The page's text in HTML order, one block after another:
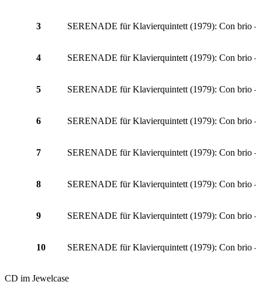
3 SERENADE für Klavierquintett (1979): Con brio
4 SERENADE für Klavierquintett (1979): Con brio
5 SERENADE für Klavierquintett (1979): Con brio
6 SERENADE für Klavierquintett (1979): Con brio
7 SERENADE für Klavierquintett (1979): Con brio
8 SERENADE für Klavierquintett (1979): Con brio
9 SERENADE für Klavierquintett (1979): Con brio
10 SERENADE für Klavierquintett (1979): Con brio
CD im Jewelcase